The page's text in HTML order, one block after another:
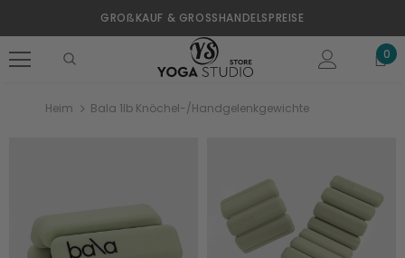
GROßKAUF & GROSSHANDELSPREISE
0
Heim Bala 1lb Knöchel-/Handgelenkgewichte